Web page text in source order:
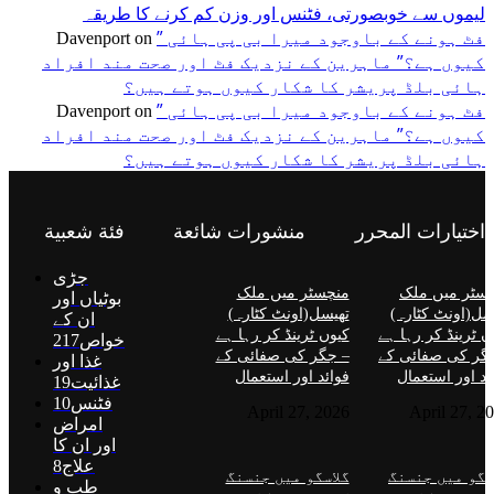
لیموں سے خوبصورتی، فٹنس اور وزن کم کرنے کا طریقہ
Davenport on ” فٹ ہونے کے باوجود میرا بی پی ہائی
کیوں ہے؟” ماہرین کے نزدیک فٹ اور صحت مند افراد
ہائی بلڈ پریشر کا شکار کیوں ہوتے ہیں؟
Davenport on ” فٹ ہونے کے باوجود میرا بی پی ہائی
کیوں ہے؟” ماہرین کے نزدیک فٹ اور صحت مند افراد
ہائی بلڈ پریشر کا شکار کیوں ہوتے ہیں؟
اختيارات المحرر
میں ملک
کٹارہ)
ٹرینڈ کر رہا ہے
کی صفائی کے
اور استعمال
April 27,
میں جنسنگ
منشورات شائعة
منچسٹر میں ملک
تھیسل(اونٹ کٹارہ)
کیوں ٹرینڈ کر رہا ہے
– جگر کی صفائی کے
فوائد اور استعمال
گلاسگو میں جنسنگ
فئة شعبية
جڑی
بوٹیاں اور
ان کے
خواص217
غذا اور
غذائیت19
فٹنس10
امراض
اور ان کا
علاج8
طب و